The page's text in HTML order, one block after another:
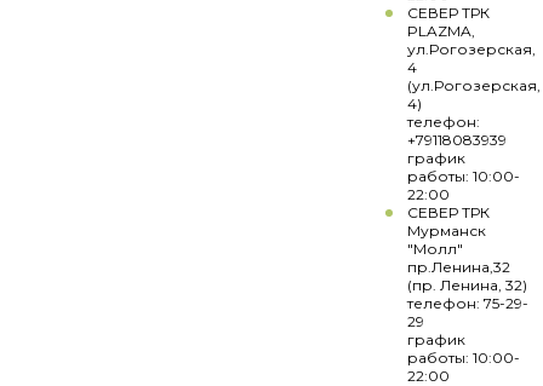
СЕВЕР ТРК
PLAZMA,
ул.Рогозерская,
4
(ул.Рогозерская,
4)
телефон:
+79118083939
график
работы: 10:00-
22:00
СЕВЕР ТРК
Мурманск
"Молл"
пр.Ленина,32
(пр. Ленина, 32)
телефон: 75-29-
29
график
работы: 10:00-
22:00